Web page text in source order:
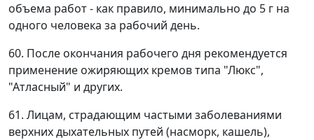
объема работ - как правило, минимально до 5 г на
одного человека за рабочий день.
60. После окончания рабочего дня рекомендуется
применение ожиряющих кремов типа "Люкс",
"Атласный" и других.
61. Лицам, страдающим частыми заболеваниями
верхних дыхательных путей (насморк, кашель),